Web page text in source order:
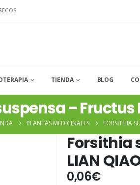
TIENDA BLOG
– Fructus
PLANTAS MEDICINALES FORSITHIA
Forsithia
LIAN
0,06€